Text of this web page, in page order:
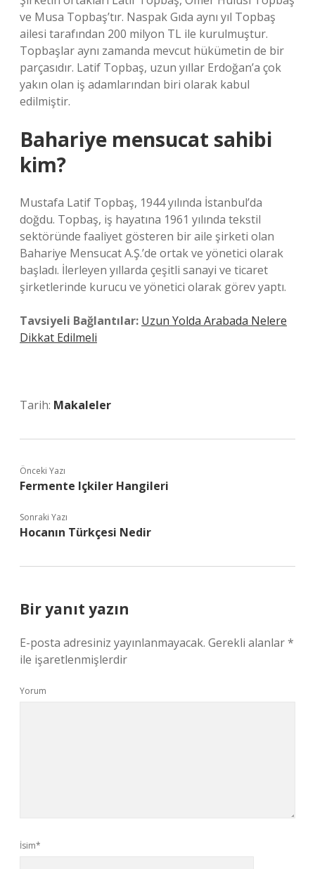
ve Musa Topbaş’tır. Naspak Gıda aynı yıl Topbaş
ailesi tarafından 200 milyon TL ile kurulmuştur.
Topbaşlar aynı zamanda mevcut hükümetin de bir
parçasıdır. Latif Topbaş, uzun yıllar Erdoğan’a çok
yakın olan iş adamlarından biri olarak kabul
edilmiştir.
Bahariye mensucat sahibi
kim?
Mustafa Latif Topbaş, 1944 yılında İstanbul’da
doğdu. Topbaş, iş hayatına 1961 yılında tekstil
sektöründe faaliyet gösteren bir aile şirketi olan
Bahariye Mensucat A.Ş.’de ortak ve yönetici olarak
başladı. İlerleyen yıllarda çeşitli sanayi ve ticaret
şirketlerinde kurucu ve yönetici olarak görev yaptı.
Tavsiyeli Bağlantılar: Uzun Yolda Arabada Nelere
Dikkat Edilmeli
Tarih: Makaleler
Önceki Yazı
Fermente Içkiler Hangileri
Sonraki Yazı
Hocanın Türkçesi Nedir
Bir yanıt yazın
E-posta adresiniz yayınlanmayacak. Gerekli alanlar*
ile işaretlenmişlerdir
Yorum
İsim*